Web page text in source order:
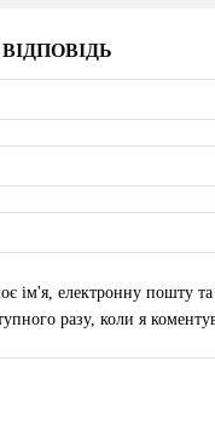
ім'я, електронну пошту
разу, коли я